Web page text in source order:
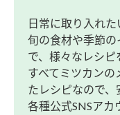
日常に取り入れた
旬の食材や季節
で、様々なレシピ
すべてミツカン
たレシピなので、
各種公式SNSアカ